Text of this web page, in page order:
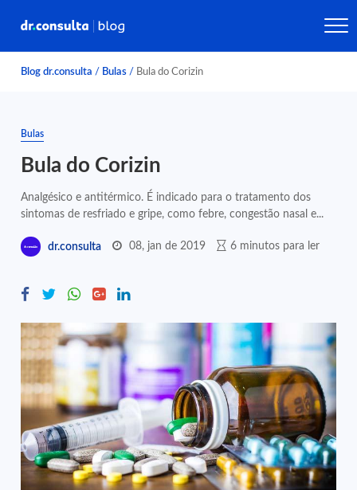
Blog dr.consulta / Bulas / Bula do Corizin
Bulas
Bula do Corizin
Analgésico e antitérmico. É indicado para o tratamento dos
sintomas de resfriado e gripe, como febre, congestão nasal e...
dr.consulta 08, jan de 2019 6 minutos para ler